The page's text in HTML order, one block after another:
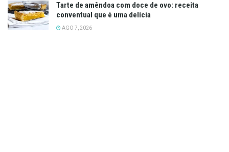
Tarte de amêndoa com doce de ovo: receita
conventual que é uma delícia
AGO 7, 2026